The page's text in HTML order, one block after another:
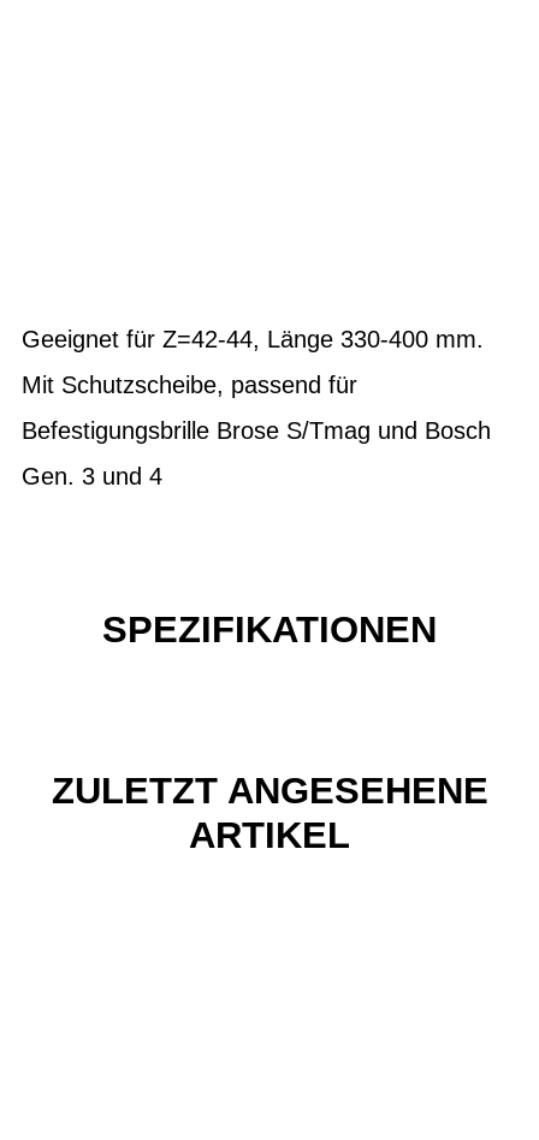
Geeignet für Z=42-44, Länge 330-400 mm.
Mit Schutzscheibe, passend für
Befestigungsbrille Brose S/Tmag und Bosch
Gen. 3 und 4
SPEZIFIKATIONEN
ZULETZT ANGESEHENE
ARTIKEL